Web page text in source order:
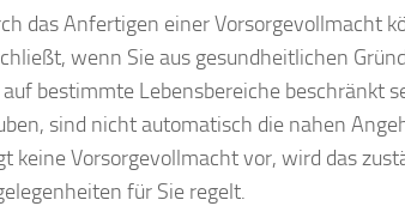
das Anfertigen einer Vorsorgevollmacht
wenn Sie aus gesundheitlichen
bestimmte Lebensbereiche beschränkt
sind nicht automatisch die nahen
keine Vorsorgevollmacht vor, wird das
für Sie regelt.